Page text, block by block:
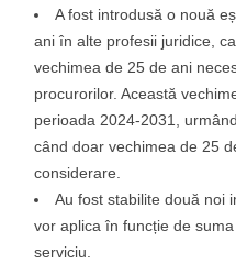
A fost introdusă o nouă
ani în alte profesii juridice,
vechimea de 25 de ani
procurorilor. Această
perioada 2024-2031,
când doar vechimea de 25
considerare.
Au fost stabilite două noi
vor aplica în funcție de
serviciu.